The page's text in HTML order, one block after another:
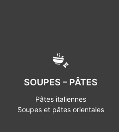
SOUPES – PÂTES
Pâtes italiennes
Soupes et pâtes orientales